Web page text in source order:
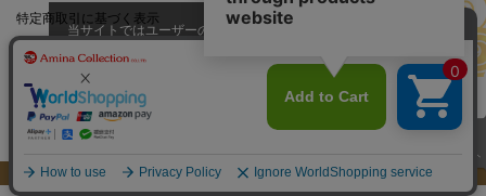
特定商取引に基づく表示
プライバシーポリシー
スマートフォン | PCサイト
このページのトップへ
Copyright: Amina Collection Co.,LTD all rights reserved.
当サイトではユーザーの利便性向